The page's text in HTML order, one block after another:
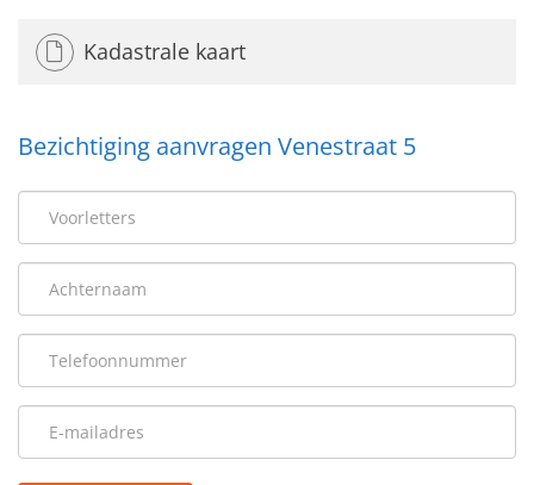
Kadastrale kaart
Bezichtiging aanvragen Venestraat 5